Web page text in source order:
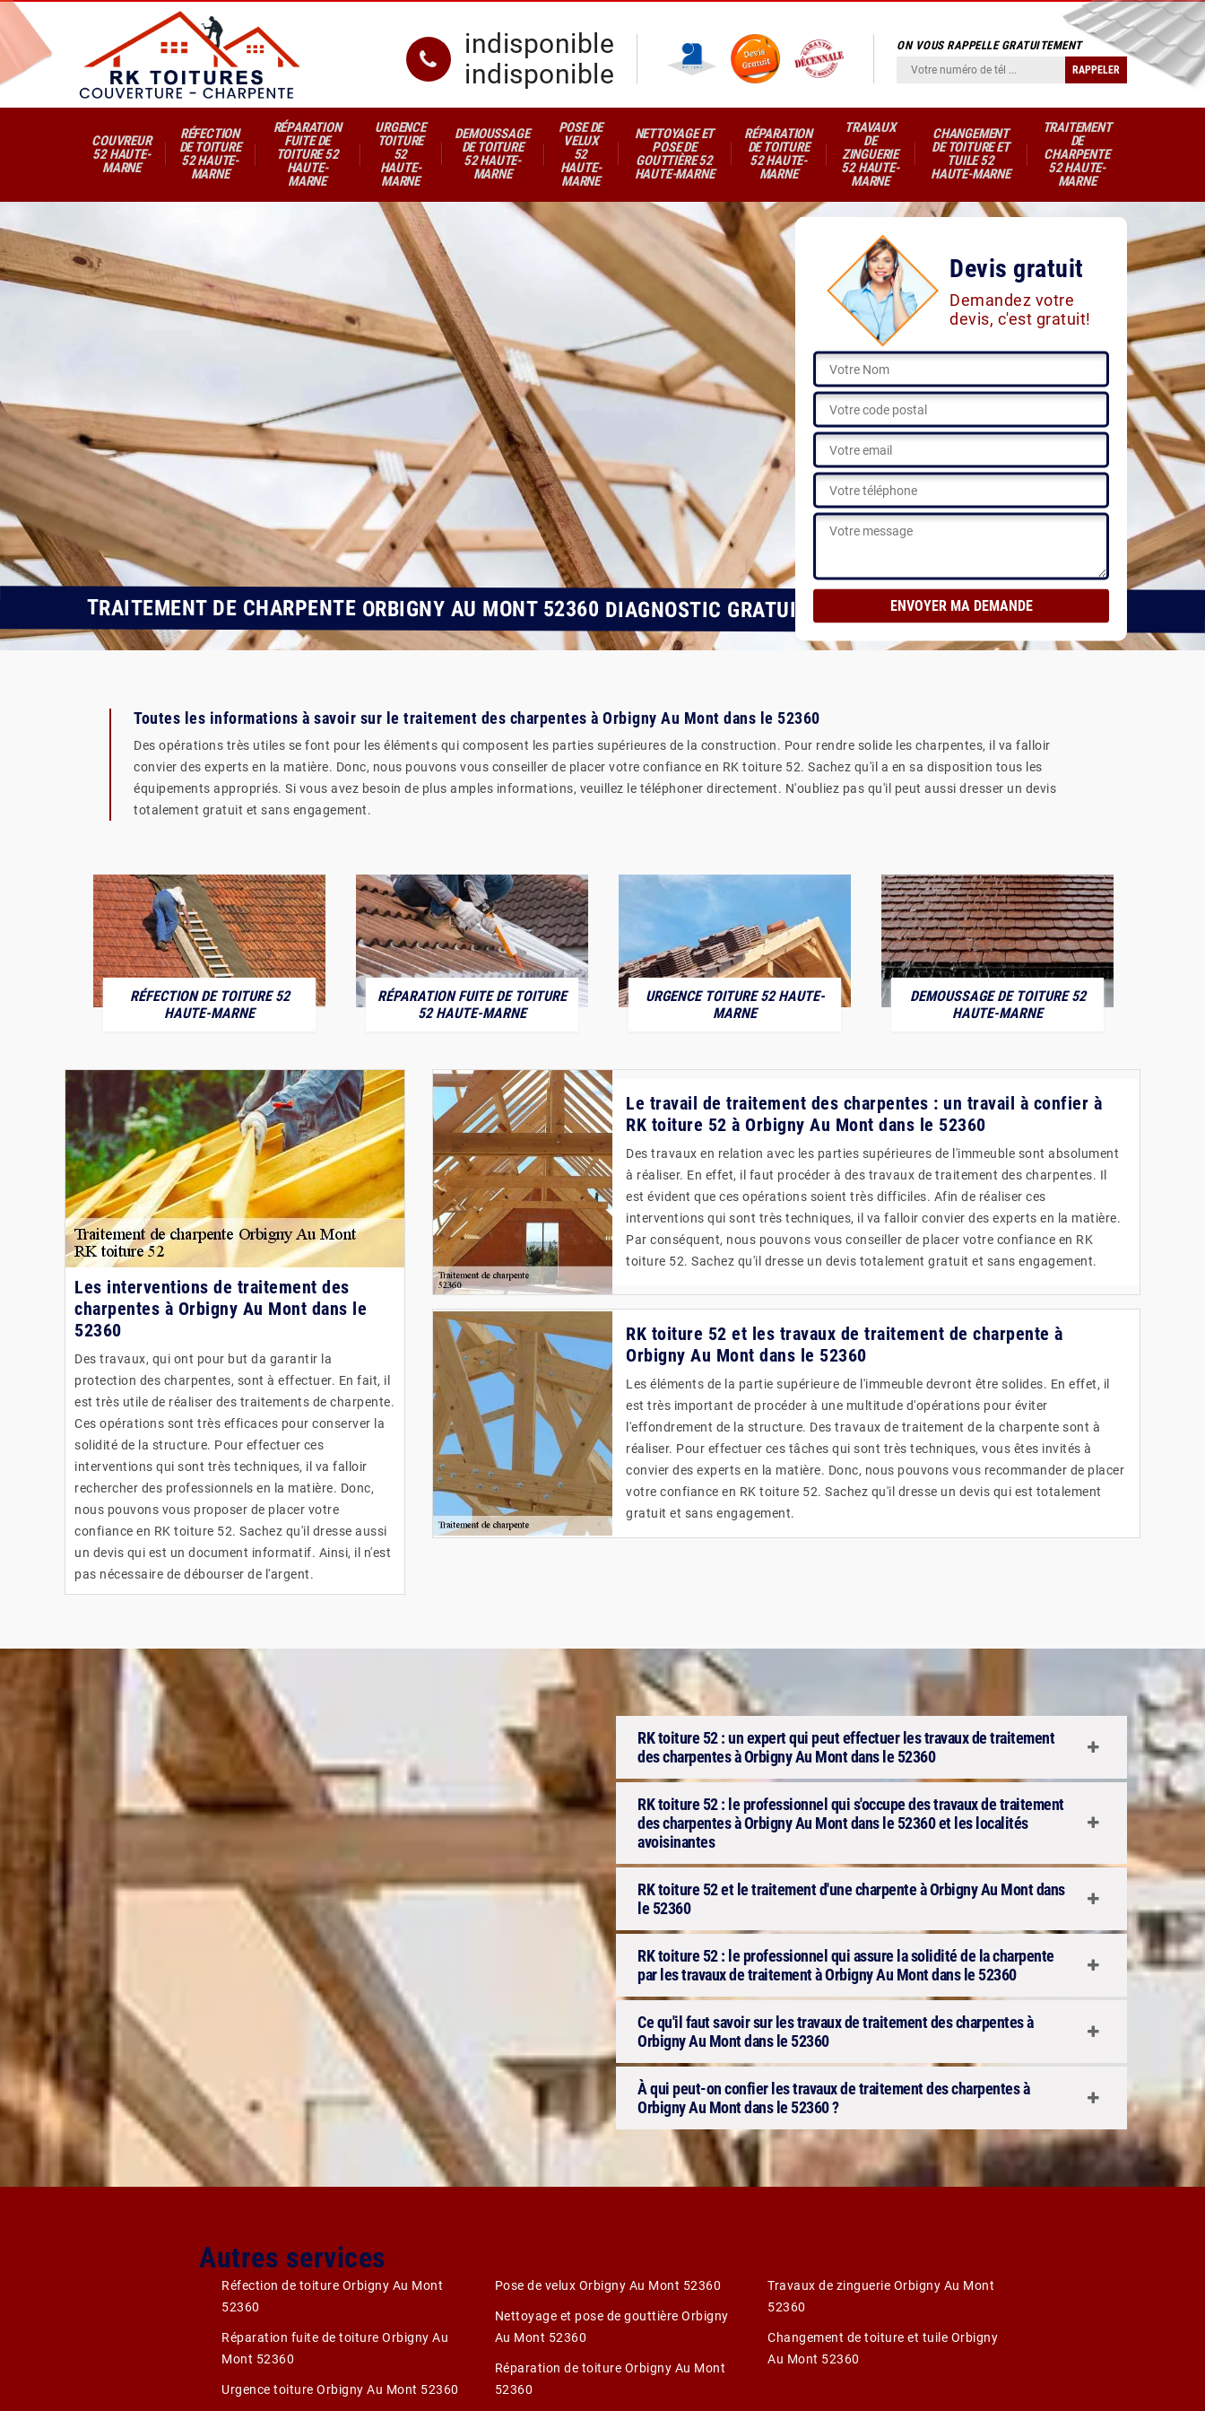
indisponible
indisponible
ON VOUS RAPPELLE GRATUITEMENT
COUVREUR
52 HAUTE-
MARNE
RÉFECTION
DE TOITURE
52 HAUTE-
MARNE
RÉPARATION
FUITE DE
TOITURE 52
HAUTE-
MARNE
URGENCE
TOITURE
52
HAUTE-
MARNE
DEMOUSSAGE
DE TOITURE
52 HAUTE-
MARNE
POSE DE
VELUX
52
HAUTE-
MARNE
NETTOYAGE ET
POSE DE
GOUTTIÈRE 52
HAUTE-MARNE
RÉPARATION
DE TOITURE
52 HAUTE-
MARNE
TRAVAUX
DE
ZINGUERIE
52 HAUTE-
MARNE
CHANGEMENT
DE TOITURE ET
TUILE 52
HAUTE-MARNE
TRAITEMENT
DE
CHARPENTE
52 HAUTE-
MARNE
Devis gratuit
Demandez votre
devis, c'est gratuit!
TRAITEMENT DE CHARPENTE ORBIGNY AU MONT 52360 DIAGNOSTIC GRATUIT Voir nos réalisations
Toutes les informations à savoir sur le traitement des charpentes à Orbigny Au Mont dans le 52360
Des opérations très utiles se font pour les éléments qui composent les parties supérieures de la construction. Pour rendre solide les charpentes, il va falloir
convier des experts en la matière. Donc, nous pouvons vous conseiller de placer votre confiance en RK toiture 52. Sachez qu'il a en sa disposition tous les
équipements appropriés. Si vous avez besoin de plus amples informations, veuillez le téléphoner directement. N'oubliez pas qu'il peut aussi dresser un devis
totalement gratuit et sans engagement.
RÉFECTION DE TOITURE 52
HAUTE-MARNE
RÉPARATION FUITE DE TOITURE
52 HAUTE-MARNE
URGENCE TOITURE 52 HAUTE-
MARNE
DEMOUSSAGE DE TOITURE 52
HAUTE-MARNE
Les interventions de traitement des
charpentes à Orbigny Au Mont dans le
52360
Des travaux, qui ont pour but da garantir la
protection des charpentes, sont à effectuer. En fait, il
est très utile de réaliser des traitements de charpente.
Ces opérations sont très efficaces pour conserver la
solidité de la structure. Pour effectuer ces
interventions qui sont très techniques, il va falloir
rechercher des professionnels en la matière. Donc,
nous pouvons vous proposer de placer votre
confiance en RK toiture 52. Sachez qu'il dresse aussi
un devis qui est un document informatif. Ainsi, il n'est
pas nécessaire de débourser de l'argent.
Le travail de traitement des charpentes : un travail à confier à
RK toiture 52 à Orbigny Au Mont dans le 52360
Des travaux en relation avec les parties supérieures de l'immeuble sont absolument
à réaliser. En effet, il faut procéder à des travaux de traitement des charpentes. Il
est évident que ces opérations soient très difficiles. Afin de réaliser ces
interventions qui sont très techniques, il va falloir convier des experts en la matière.
Par conséquent, nous pouvons vous conseiller de placer votre confiance en RK
toiture 52. Sachez qu'il dresse un devis totalement gratuit et sans engagement.
RK toiture 52 et les travaux de traitement de charpente à
Orbigny Au Mont dans le 52360
Les éléments de la partie supérieure de l'immeuble devront être solides. En effet, il
est très important de procéder à une multitude d'opérations pour éviter
l'effondrement de la structure. Des travaux de traitement de la charpente sont à
réaliser. Pour effectuer ces tâches qui sont très techniques, vous êtes invités à
convier des experts en la matière. Donc, nous pouvons vous recommander de placer
votre confiance en RK toiture 52. Sachez qu'il dresse un devis qui est totalement
gratuit et sans engagement.
RK toiture 52 : un expert qui peut effectuer les travaux de traitement
des charpentes à Orbigny Au Mont dans le 52360
RK toiture 52 : le professionnel qui s'occupe des travaux de traitement
des charpentes à Orbigny Au Mont dans le 52360 et les localités
avoisinantes
RK toiture 52 et le traitement d'une charpente à Orbigny Au Mont dans
le 52360
RK toiture 52 : le professionnel qui assure la solidité de la charpente
par les travaux de traitement à Orbigny Au Mont dans le 52360
Ce qu'il faut savoir sur les travaux de traitement des charpentes à
Orbigny Au Mont dans le 52360
À qui peut-on confier les travaux de traitement des charpentes à
Orbigny Au Mont dans le 52360 ?
Autres services
Réfection de toiture Orbigny Au Mont
52360
Réparation fuite de toiture Orbigny Au
Mont 52360
Urgence toiture Orbigny Au Mont 52360
Pose de velux Orbigny Au Mont 52360
Nettoyage et pose de gouttière Orbigny
Au Mont 52360
Réparation de toiture Orbigny Au Mont
52360
Travaux de zinguerie Orbigny Au Mont
52360
Changement de toiture et tuile Orbigny
Au Mont 52360